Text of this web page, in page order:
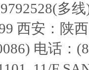
多
西安：陕
电话：